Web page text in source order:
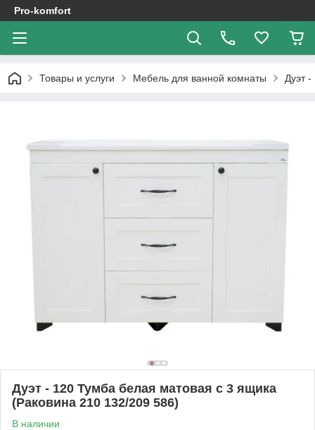
Pro-komfort
Товары и услуги Мебель для ванной комнаты Дуэт
Дуэт - 120 Тумба белая матовая с 3 ящика
(Раковина 210 132/209 586)
В наличии